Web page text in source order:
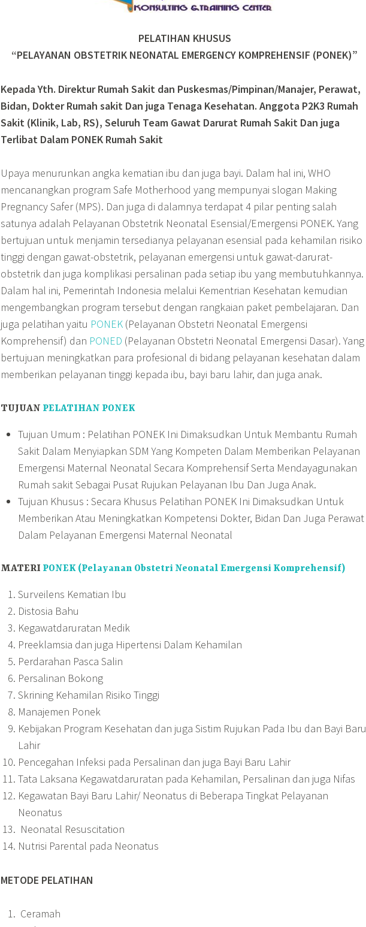
PELATIHAN KHUSUS
“PELAYANAN OBSTETRIK NEONATAL EMERGENCY KOMPREHENSIF (PONEK)”
Kepada Yth. Direktur Rumah Sakit dan Puskesmas/Pimpinan/Manajer, Perawat,
Bidan, Dokter Rumah sakit Dan juga Tenaga Kesehatan. Anggota P2K3 Rumah
Sakit (Klinik, Lab, RS), Seluruh Team Gawat Darurat Rumah Sakit Dan juga
Terlibat Dalam PONEK Rumah Sakit
Upaya menurunkan angka kematian ibu dan juga bayi. Dalam hal ini, WHO
mencanangkan program Safe Motherhood yang mempunyai slogan Making
Pregnancy Safer (MPS). Dan juga di dalamnya terdapat 4 pilar penting salah
satunya adalah Pelayanan Obstetrik Neonatal Esensial/Emergensi PONEK. Yang
bertujuan untuk menjamin tersedianya pelayanan esensial pada kehamilan risiko
tinggi dengan gawat-obstetrik, pelayanan emergensi untuk gawat-darurat-
obstetrik dan juga komplikasi persalinan pada setiap ibu yang membutuhkannya.
Dalam hal ini, Pemerintah Indonesia melalui Kementrian Kesehatan kemudian
mengembangkan program tersebut dengan rangkaian paket pembelajaran. Dan
juga pelatihan yaitu PONEK (Pelayanan Obstetri Neonatal Emergensi
Komprehensif) dan PONED (Pelayanan Obstetri Neonatal Emergensi Dasar). Yang
bertujuan meningkatkan para profesional di bidang pelayanan kesehatan dalam
memberikan pelayanan tinggi kepada ibu, bayi baru lahir, dan juga anak.
TUJUAN PELATIHAN PONEK
Tujuan Umum : Pelatihan PONEK Ini Dimaksudkan Untuk Membantu Rumah
Sakit Dalam Menyiapkan SDM Yang Kompeten Dalam Memberikan Pelayanan
Emergensi Maternal Neonatal Secara Komprehensif Serta Mendayagunakan
Rumah sakit Sebagai Pusat Rujukan Pelayanan Ibu Dan Juga Anak.
Tujuan Khusus : Secara Khusus Pelatihan PONEK Ini Dimaksudkan Untuk
Memberikan Atau Meningkatkan Kompetensi Dokter, Bidan Dan Juga Perawat
Dalam Pelayanan Emergensi Maternal Neonatal
MATERI PONEK (Pelayanan Obstetri Neonatal Emergensi Komprehensif)
Surveilens Kematian Ibu
Distosia Bahu
Kegawatdaruratan Medik
Preeklamsia dan juga Hipertensi Dalam Kehamilan
Perdarahan Pasca Salin
Persalinan Bokong
Skrining Kehamilan Risiko Tinggi
Manajemen Ponek
Kebijakan Program Kesehatan dan juga Sistim Rujukan Pada Ibu dan Bayi Baru
Lahir
Pencegahan Infeksi pada Persalinan dan juga Bayi Baru Lahir
Tata Laksana Kegawatdaruratan pada Kehamilan, Persalinan dan juga Nifas
Kegawatan Bayi Baru Lahir/ Neonatus di Beberapa Tingkat Pelayanan
Neonatus
Neonatal Resuscitation
Nutrisi Parental pada Neonatus
METODE PELATIHAN
Ceramah